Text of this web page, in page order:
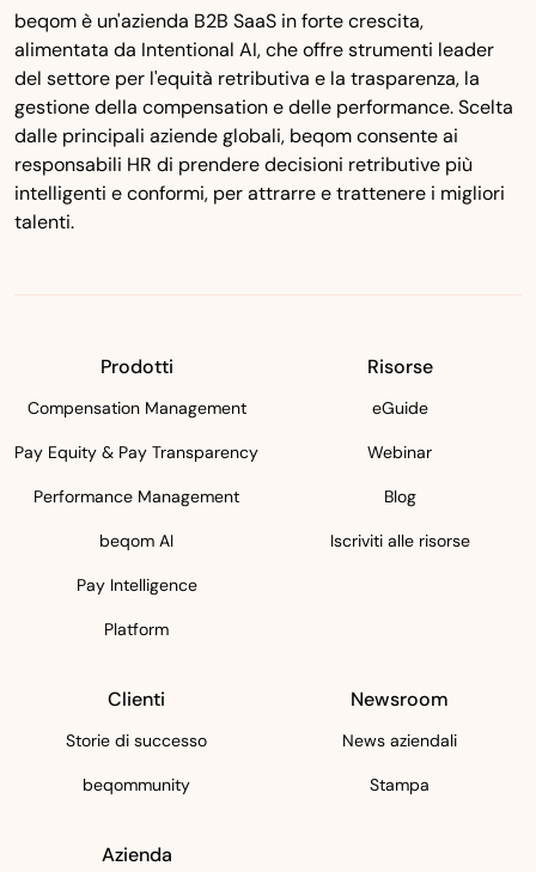
beqom è un'azienda B2B SaaS in forte crescita,
alimentata da Intentional AI, che offre strumenti leader
del settore per l'equità retributiva e la trasparenza, la
gestione della compensation e delle performance. Scelta
dalle principali aziende globali, beqom consente ai
responsabili HR di prendere decisioni retributive più
intelligenti e conformi, per attrarre e trattenere i migliori
talenti.
Prodotti
Compensation Management
Pay Equity & Pay Transparency
Performance Management
beqom AI
Pay Intelligence
Platform
Risorse
eGuide
Webinar
Blog
Iscriviti alle risorse
Clienti
Storie di successo
beqommunity
Newsroom
News aziendali
Stampa
Azienda